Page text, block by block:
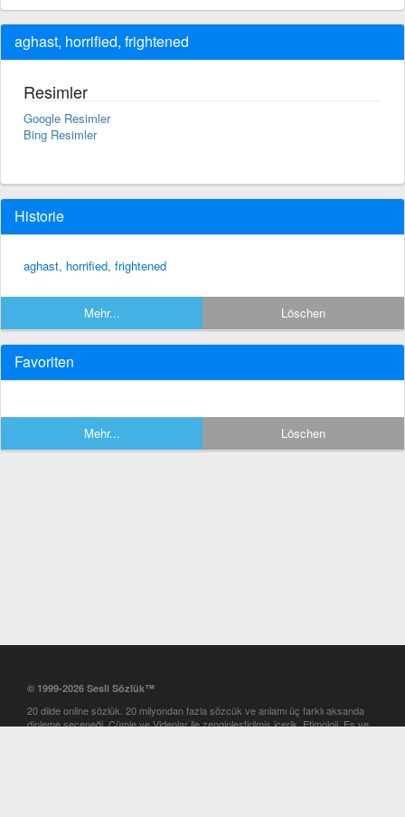
aghast, horrified, frightened
Resimler
Google Resimler
Bing Resimler
Historie
aghast, horrified, frightened
Mehr... Löschen
Favoriten
Mehr... Löschen
© 1999-2026 Sesli Sözlük™
20 dilde online sözlük. 20 milyondan fazla sözcük ve anlamı üç farklı aksanda
dinleme seçeneği. Cümle ve Videolar ile zenginleştirilmiş içerik. Etimoloji, Eş ve